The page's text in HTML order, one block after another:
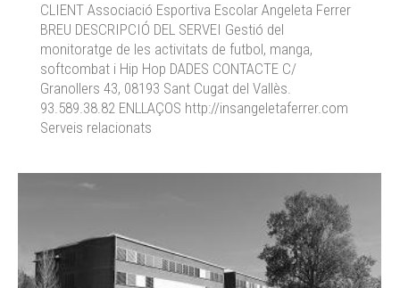
CLIENT Associació Esportiva Escolar Angeleta Ferrer
BREU DESCRIPCIÓ DEL SERVEI Gestió del
monitoratge de les activitats de futbol, manga,
softcombat i Hip Hop DADES CONTACTE C/
Granollers 43, 08193 Sant Cugat del Vallès.
93.589.38.82 ENLLAÇOS http://insangeletaferrer.com
Serveis relacionats